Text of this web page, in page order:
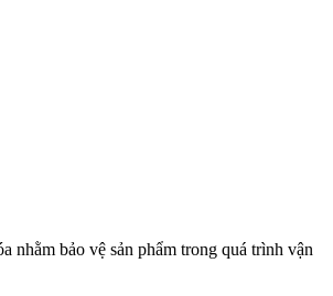
nhằm bảo vệ sản phẩm trong quá trình vận